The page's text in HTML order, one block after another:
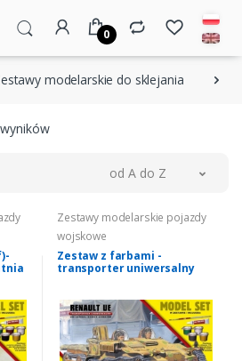
0
modelarskie do sklejania
od A do Z
Zestawy modelarskie pojazdy
wojskowe
Zestaw z farbami -
transporter uniwersalny